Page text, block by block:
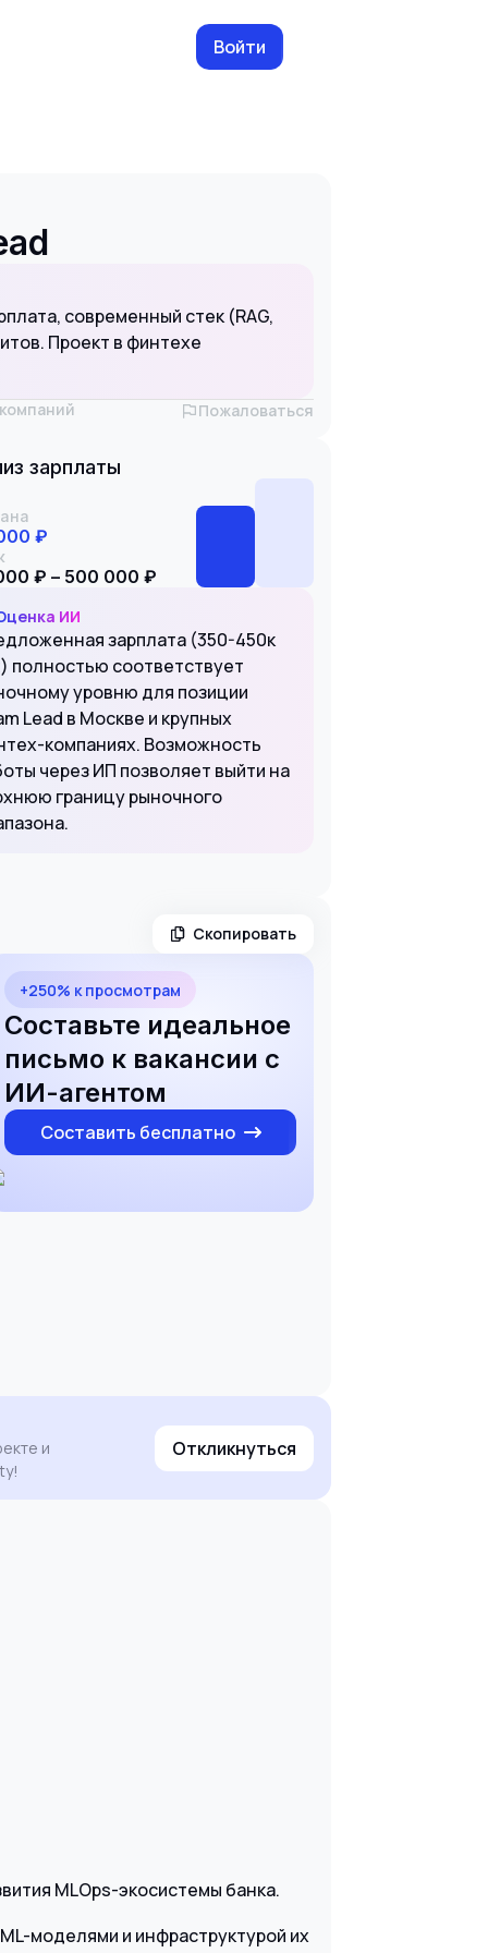
Войти
современный стек (RAG,
Проект в финтехе
Пожаловаться
зарплаты
₽
₽ – 500 000 ₽
ИИ
зарплата (350-450к
полностью соответствует
уровню для позиции
Lead в Москве и крупных
компаниях. Возможность
через ИП позволяет выйти на
границу рыночного
Скопировать
+250% к просмотрам
Составьте идеальное
письмо к вакансии с
ИИ-агентом
Составить бесплатно
и
Откликнуться
MLOps-экосистемы банка.
моделями и инфраструктурой их